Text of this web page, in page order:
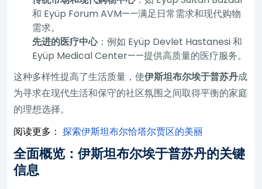
和 Eyüp Forum AVM——满足日常需求和现代购物
需求。
先进的医疗中心：例如 Eyüp Devlet Hastanesi 和
Eyüp Medical Center——提供高质量的医疗服务。
这种多样性提高了生活质量，使伊斯坦布尔埃于普苏丹成
为寻求在现代生活和保守的社区氛围之间取得平衡的家庭
的理想选择。
阅读更多： 探索伊斯坦布尔恰塔尔贾区的美丽
全面概览：伊斯坦布尔埃于普苏丹的关键
信息